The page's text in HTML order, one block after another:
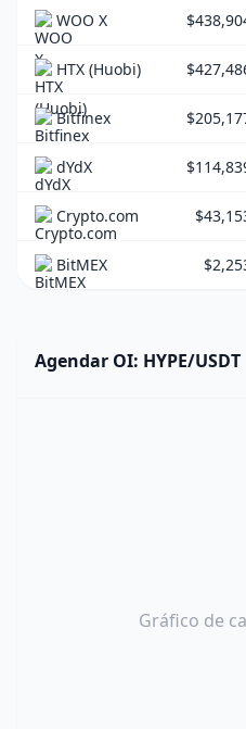
WOO X
HTX (Huobi)
Bitfinex
dYdX
Crypto.com
BitMEX
Agendar OI: HYPE/USDT
Gráfico de